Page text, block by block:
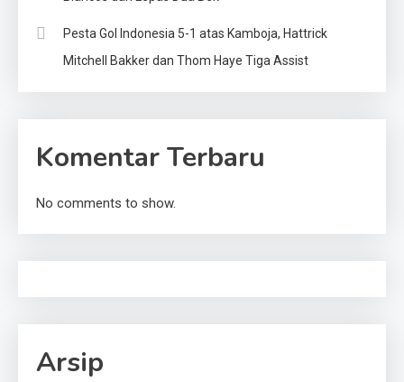
Pesta Gol Indonesia 5-1 atas Kamboja, Hattrick
Mitchell Bakker dan Thom Haye Tiga Assist
Komentar Terbaru
No comments to show.
Arsip